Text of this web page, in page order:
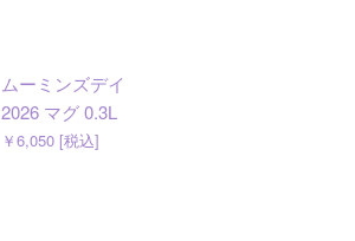
ムーミンズデイ
2026 マグ 0.3L
￥6,050 [税込]